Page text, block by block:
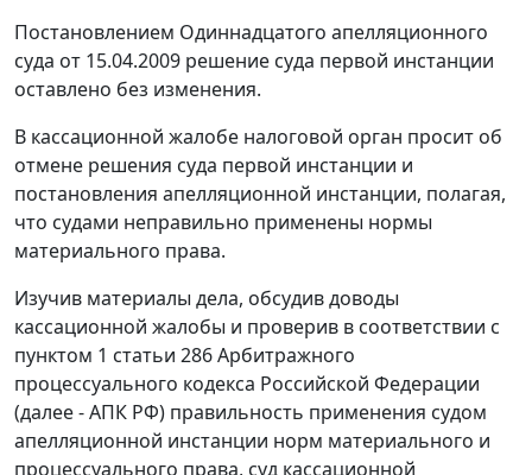
Постановлением Одиннадцатого апелляционного
суда от 15.04.2009 решение суда первой инстанции
оставлено без изменения.
В кассационной жалобе налоговой орган просит об
отмене решения суда первой инстанции и
постановления апелляционной инстанции, полагая,
что судами неправильно применены нормы
материального права.
Изучив материалы дела, обсудив доводы
кассационной жалобы и проверив в соответствии с
пунктом 1 статьи 286Арбитражного
процессуального кодекса Российской Федерации
(далее - АПК РФ) правильность применения судом
апелляционной инстанции норм материального и
процессуального права, суд кассационной